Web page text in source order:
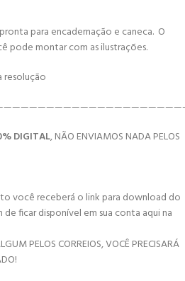
para encadernação e caneca. O
pode montar com as ilustrações.
resolução
DIGITAL, NÃO ENVIAMOS NADA PELOS
você receberá o link para download do
ficar disponível em sua conta aqui na
PELOS CORREIOS, VOCÊ PRECISARÁ